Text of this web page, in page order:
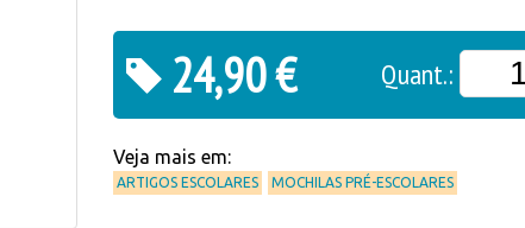
24,90 € Quant.:
Veja mais em:
ARTIGOS ESCOLARES MOCHILAS PRÉ-ESCOLARES